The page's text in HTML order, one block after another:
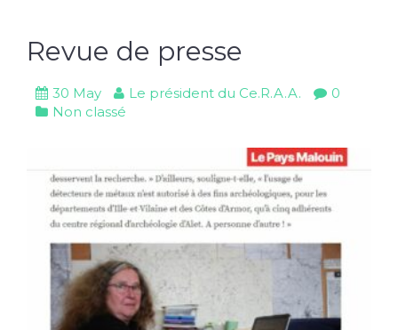
Revue de presse
30 May Le président du Ce.R.A.A.
0
Non classé